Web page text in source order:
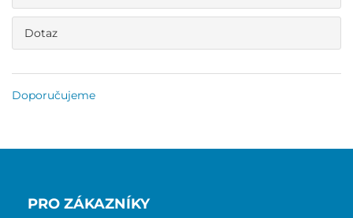
Dotaz
Doporučujeme
PRO ZÁKAZNÍKY